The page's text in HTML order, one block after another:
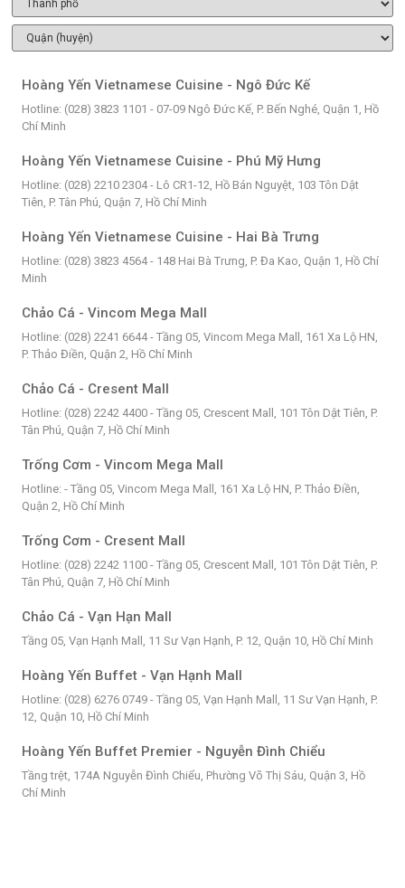
Hoàng Yến Vietnamese Cuisine - Ngô Đức Kế
Hotline: (028) 3823 1101 - 07-09 Ngô Đức Kế, P. Bến Nghé, Quận 1, Hồ
Chí Minh
Hoàng Yến Vietnamese Cuisine - Phú Mỹ Hưng
Hotline: (028) 2210 2304 - Lô CR1-12, Hồ Bán Nguyệt, 103 Tôn Dật
Tiên, P. Tân Phú, Quận 7, Hồ Chí Minh
Hoàng Yến Vietnamese Cuisine - Hai Bà Trưng
Hotline: (028) 3823 4564 - 148 Hai Bà Trưng, P. Đa Kao, Quận 1, Hồ Chí
Minh
Chảo Cá - Vincom Mega Mall
Hotline: (028) 2241 6644 - Tầng 05, Vincom Mega Mall, 161 Xa Lộ HN,
P. Thảo Điền, Quận 2, Hồ Chí Minh
Chảo Cá - Cresent Mall
Hotline: (028) 2242 4400 - Tầng 05, Crescent Mall, 101 Tôn Dật Tiên, P.
Tân Phú, Quận 7, Hồ Chí Minh
Trống Cơm - Vincom Mega Mall
Hotline: - Tầng 05, Vincom Mega Mall, 161 Xa Lộ HN, P. Thảo Điền,
Quận 2, Hồ Chí Minh
Trống Cơm - Cresent Mall
Hotline: (028) 2242 1100 - Tầng 05, Crescent Mall, 101 Tôn Dật Tiên, P.
Tân Phú, Quận 7, Hồ Chí Minh
Chảo Cá - Vạn Hạn Mall
Tầng 05, Vạn Hạnh Mall, 11 Sư Vạn Hạnh, P. 12, Quận 10, Hồ Chí Minh
Hoàng Yến Buffet - Vạn Hạnh Mall
Hotline: (028) 6276 0749 - Tầng 05, Vạn Hạnh Mall, 11 Sư Vạn Hạnh, P.
12, Quận 10, Hồ Chí Minh
Hoàng Yến Buffet Premier - Nguyễn Đình Chiểu
Tầng trệt, 174A Nguyễn Đình Chiểu, Phường Võ Thị Sáu, Quận 3, Hồ
Chí Minh